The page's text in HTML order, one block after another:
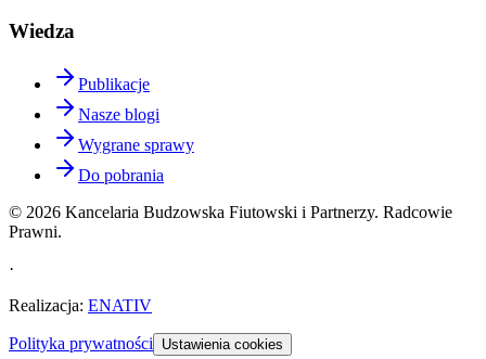
Wiedza
Publikacje
Nasze blogi
Wygrane sprawy
Do pobrania
© 2026 Kancelaria Budzowska Fiutowski i Partnerzy. Radcowie
Prawni.
·
Realizacja: ENATIV
Polityka prywatności Ustawienia cookies